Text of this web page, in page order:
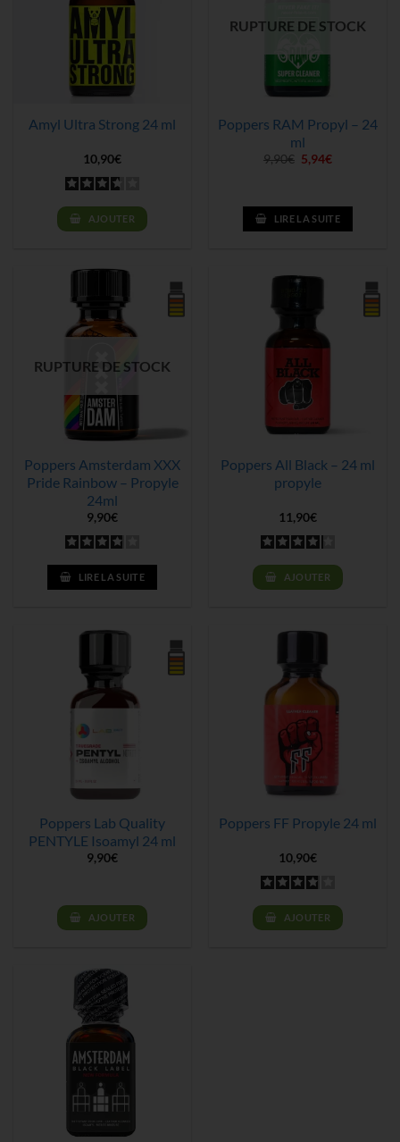
Amyl Ultra Strong 24 ml
10,90€
AJOUTER
RUPTURE DE STOCK
Poppers RAM Propyl – 24
ml
9,90€ Le
prix
9,90€.
5,94€Le
5,94€.
LIRE LA SUITE
RUPTURE DE STOCK
Poppers Amsterdam XXX
Pride Rainbow – Propyle
24ml
9,90€
LIRE LA SUITE
Poppers All Black – 24 ml
propyle
11,90€
AJOUTER
Poppers Lab Quality
PENTYLE Isoamyl 24 ml
9,90€
AJOUTER
Poppers FF Propyle 24 ml
10,90€
AJOUTER